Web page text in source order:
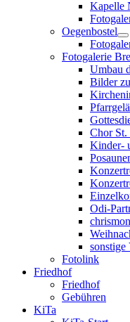
Kapelle
Oegenbostel
Fotogalerie
Umbau
Bilder
Chor
Kinder-
Odi-
sonstige
Fotolink
Friedhof
Friedhof
Gebühren
KiTa